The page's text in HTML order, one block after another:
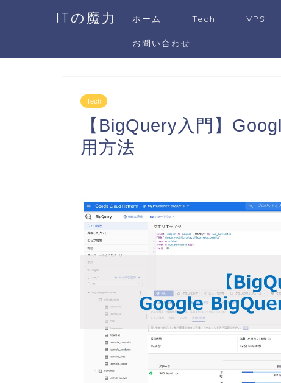
ITの魔力 ホーム Tech VPS
お問い合わせ
Tech
【BigQuery入門】
用方法